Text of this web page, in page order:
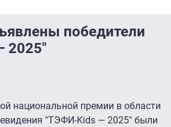
победители
национальной премии в области
"ТЭФИ-Kids — 2025″ были